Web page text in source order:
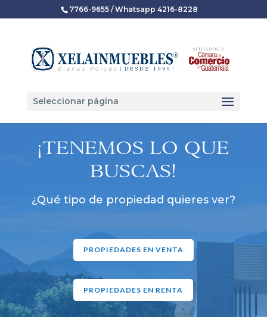
7766-9655 / Whatsapp 4216-8228
Seleccionar página
¡TENEMOS LO QUE
BUSCAS!
¿Qué tipo de propiedad quieres ver?
PROPIEDADES EN VENTA
PROPIEDADES EN RENTA